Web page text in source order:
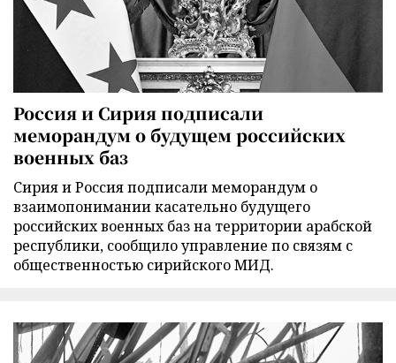
Россия и Сирия подписали
меморандум о будущем российских
военных баз
Сирия и Россия подписали меморандум о
взаимопонимании касательно будущего
российских военных баз на территории арабской
республики, сообщило управление по связям с
общественностью сирийского МИД.